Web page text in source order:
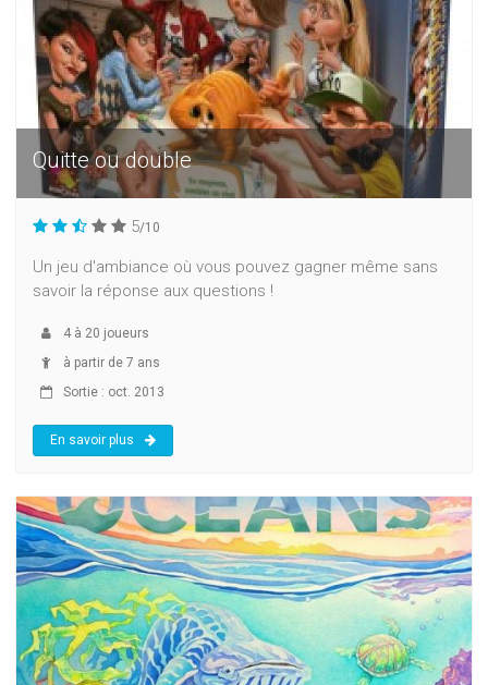
Quitte ou double
5/10
Un jeu d'ambiance où vous pouvez gagner même sans
savoir la réponse aux questions !
4 à 20 joueurs
à partir de 7 ans
Sortie : oct. 2013
En savoir plus